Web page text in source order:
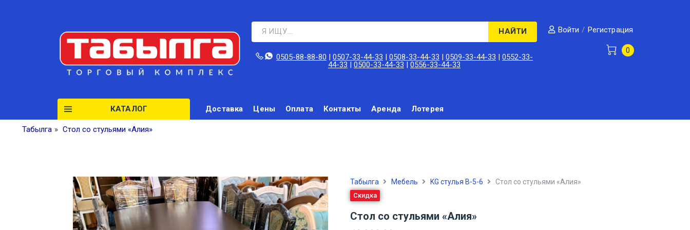
НАЙТИ
0505-88-88-80‬ |0507-33-44-33 |0508-33-44-33 |0509-33-44-33 |0552-33-
44-33 |0500-33-44-33 |0556-33-44-33
Войти / Регистрация
0
КАТАЛОГ Доставка Цены Оплата Контакты Аренда Лотерея
Табылга » Стол со стульями «Алия»
Табылга Мебель KG стулья В-5-6 Стол со стульями «Алия»
Скидка
Стол со стульями «Алия»